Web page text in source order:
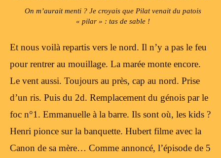
On m’aurait menti ? Je croyais que Pilat venait du patois
« pilar » : tas de sable !
Et nous voilà repartis vers le nord. Il n’y a pas le feu
pour rentrer au mouillage. La marée monte encore.
Le vent aussi. Toujours au près, cap au nord. Prise
d’un ris. Puis du 2d. Remplacement du génois par le
foc n°1. Emmanuelle à la barre. Ils sont où, les kids ?
Henri pionce sur la banquette. Hubert filme avec la
Canon de sa mère… Comme annoncé, l’épisode de 5